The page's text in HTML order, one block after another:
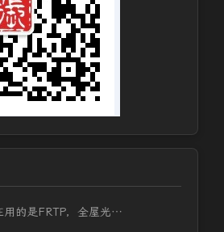
用的是FRTP，全屋光…